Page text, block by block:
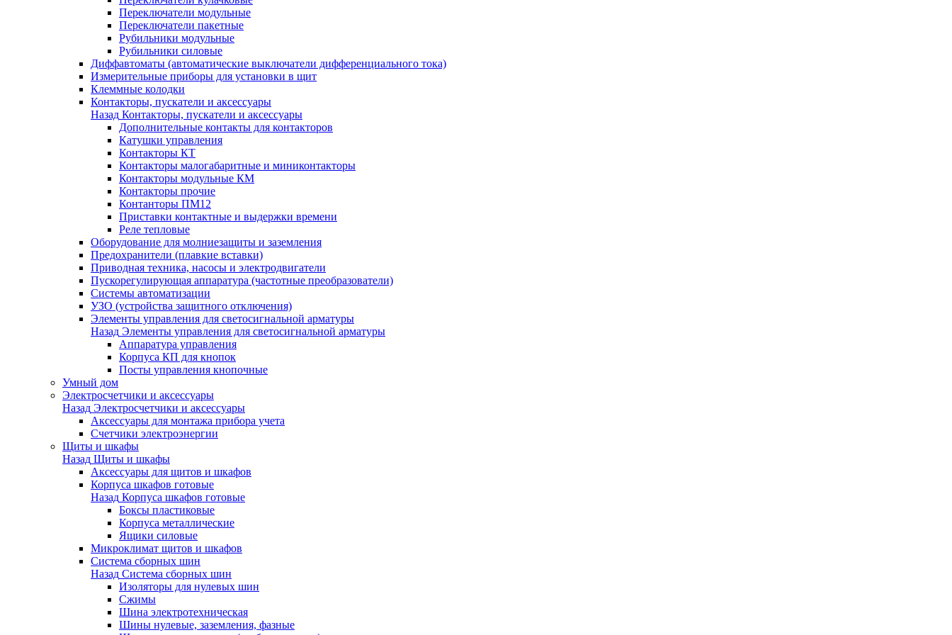
Переключатели модульные
Переключатели пакетные
Рубильники модульные
Рубильники силовые
Диффавтоматы (автоматические выключатели дифференциального тока)
Измерительные приборы для установки в щит
Клеммные колодки
Контакторы, пускатели и аксессуары
Назад Контакторы, пускатели и аксессуары
Дополнительные контакты для контакторов
Катушки управления
Контакторы КТ
Контакторы малогабаритные и миниконтакторы
Контакторы модульные КМ
Контакторы прочие
Контанторы ПМ12
Приставки контактные и выдержки времени
Реле тепловые
Оборудование для молниезащиты и заземления
Предохранители (плавкие вставки)
Приводная техника, насосы и электродвигатели
Пускорегулирующая аппаратура (частотные преобразователи)
Системы автоматизации
УЗО (устройства защитного отключения)
Элементы управления для светосигнальной арматуры
Назад Элементы управления для светосигнальной арматуры
Аппаратура управления
Корпуса КП для кнопок
Посты управления кнопочные
Умный дом
Электросчетчики и аксессуары
Назад Электросчетчики и аксессуары
Аксессуары для монтажа прибора учета
Счетчики электроэнергии
Щиты и шкафы
Назад Щиты и шкафы
Аксессуары для щитов и шкафов
Корпуса шкафов готовые
Назад Корпуса шкафов готовые
Боксы пластиковые
Корпуса металлические
Ящики силовые
Микроклимат щитов и шкафов
Система сборных шин
Назад Система сборных шин
Изоляторы для нулевых шин
Сжимы
Шина электротехническая
Шины нулевые, заземления, фазные